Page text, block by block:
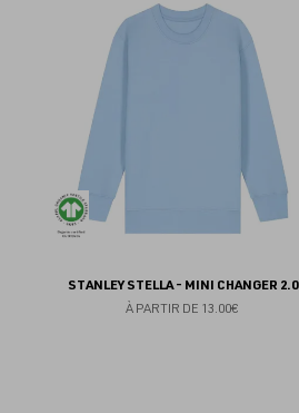
STANLEY STELLA - MINI CHANGER 2.0
À PARTIR DE 13.00€